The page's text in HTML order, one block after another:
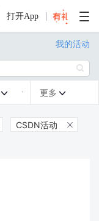
打开App
我的活动

 更多 
CSDN活动 